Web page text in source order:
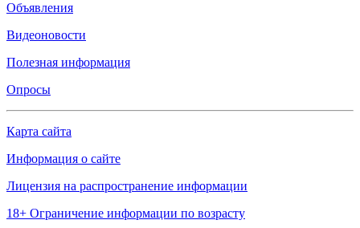
Объявления
Видеоновости
Полезная информация
Опросы
Карта сайта
Информация о сайте
Лицензия на распространение информации
18+ Ограничение информации по возрасту